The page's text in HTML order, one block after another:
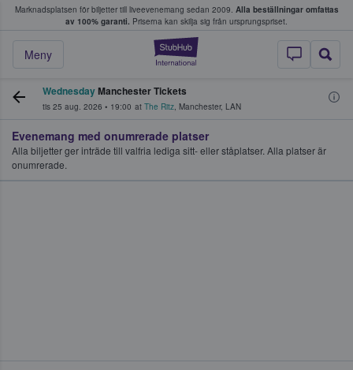
Marknadsplatsen för biljetter till liveevenemang sedan 2009. Alla beställningar omfattas
av 100% garanti. Priserna kan skilja sig från ursprungspriset.
StubHub – där
Meny
köper och säljer biljetter.
WednesdayManchester Tickets
tis 25 aug. 2026 • 19:00 at The Ritz, Manchester, LAN
Evenemang med onumrerade platser
Alla biljetter ger inträde till valfria lediga sitt- eller ståplatser. Alla platser är
onumrerade.